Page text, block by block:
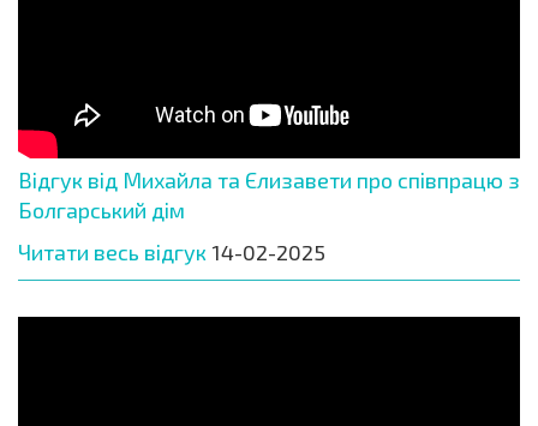
Відгук від Михайла та Єлизавети про співпрацю з
Болгарський дім
Читати весь відгук 14-02-2025